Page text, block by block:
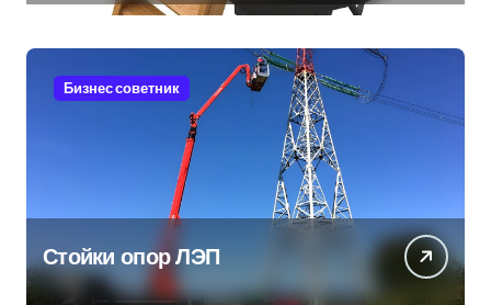
Бизнес советник
Стойки опор ЛЭП